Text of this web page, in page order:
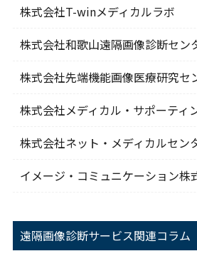
株式会社T-winメディカルラボ
株式会社和歌山遠隔画像診断セン
株式会社先端機能画像医療研究セ
株式会社メディカル・サポーティ
株式会社ネット・メディカルセン
イメージ・コミュニケーション株
遠隔画像診断サービス関連コラム